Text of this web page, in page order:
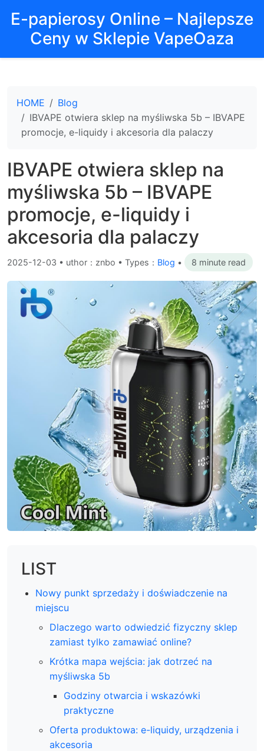
E-papierosy Online – Najlepsze
Ceny w Sklepie VapeOaza
HOME
Blog
IBVAPE otwiera sklep na myśliwska 5b – IBVAPE
promocje, e-liquidy i akcesoria dla palaczy
IBVAPE otwiera sklep na
myśliwska 5b – IBVAPE
promocje, e-liquidy i
akcesoria dla palaczy
2025-12-03 • uthor：znbo • Types： Blog • 8 minute read
LIST
Nowy punkt sprzedaży i doświadczenie na
miejscu
Dlaczego warto odwiedzić fizyczny sklep
zamiast tylko zamawiać online?
Krótka mapa wejścia: jak dotrzeć na
myśliwska 5b
Godziny otwarcia i wskazówki
praktyczne
Oferta produktowa: e-liquidy, urządzenia i
akcesoria